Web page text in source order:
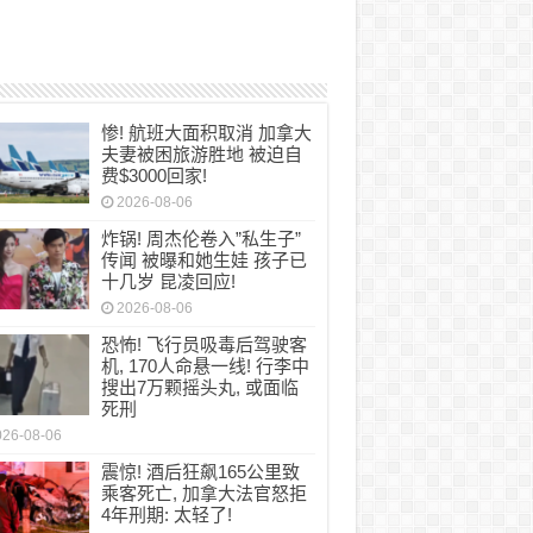
惨! 航班大面积取消 加拿大
夫妻被困旅游胜地 被迫自
费$3000回家!
2026-08-06
炸锅! 周杰伦卷入”私生子”
传闻 被曝和她生娃 孩子已
十几岁 昆凌回应!
2026-08-06
恐怖! 飞行员吸毒后驾驶客
机, 170人命悬一线! 行李中
搜出7万颗摇头丸, 或面临
死刑
08-06
震惊! 酒后狂飙165公里致
乘客死亡, 加拿大法官怒拒
4年刑期: 太轻了!